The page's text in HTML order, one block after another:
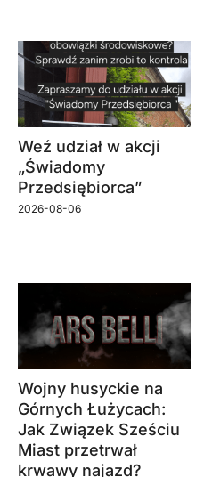
Weź udział w akcji
„Świadomy
Przedsiębiorca”
2026-08-06
Wojny husyckie na
Górnych Łużycach:
Jak Związek Sześciu
Miast przetrwał
krwawy najazd?